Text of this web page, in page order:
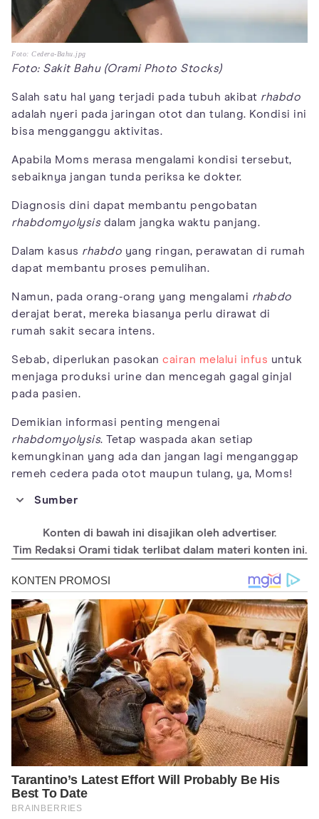
Foto: Cedera-Bahu.jpg
Foto: Sakit Bahu (Orami Photo Stocks)
Salah satu hal yang terjadi pada tubuh akibat rhabdo
adalah nyeri pada jaringan otot dan tulang. Kondisi ini
bisa mengganggu aktivitas.
Apabila Moms merasa mengalami kondisi tersebut,
sebaiknya jangan tunda periksa ke dokter.
Diagnosis dini dapat membantu pengobatan
rhabdomyolysisdalam jangka waktu panjang.
Dalam kasus rhabdo yang ringan, perawatan di rumah
dapat membantu proses pemulihan.
Namun, pada orang-orang yang mengalami rhabdo
derajat berat, mereka biasanya perlu dirawat di
rumah sakit secara intens.
Sebab, diperlukan pasokan cairan melalui infus untuk
menjaga produksi urine dan mencegah gagal ginjal
pada pasien.
Demikian informasi penting mengenai
rhabdomyolysis. Tetap waspada akan setiap
kemungkinan yang ada dan jangan lagi menganggap
remeh cedera pada otot maupun tulang, ya, Moms!
Sumber
https://www.ncbi.nlm.nih.gov/pmc/articles/PMC5853001/
https://www.cdc.gov/niosh/topics/rhabdo/default.html#:~:text=
ent%20disability%20or%20even%20death.
https://my.clevelandclinic.org/health/diseases/21184-
rhabdomyolysis
https://www.webmd.com/a-to-z-guides/rhabdomyolysis-
symptoms-causes-treatments
https://www.healthline.com/health/rhabdomyolysis#treatment
s
Konten di bawah ini disajikan oleh advertiser.
Tim Redaksi Orami tidak terlibat dalam materi konten ini.